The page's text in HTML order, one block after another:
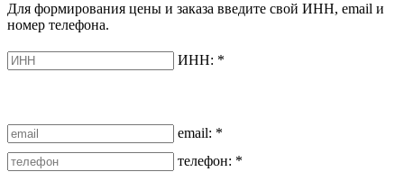
Для формирования цены и заказа введите свой ИНН, email и
номер телефона.
ИНН: *
email: *
телефон: *